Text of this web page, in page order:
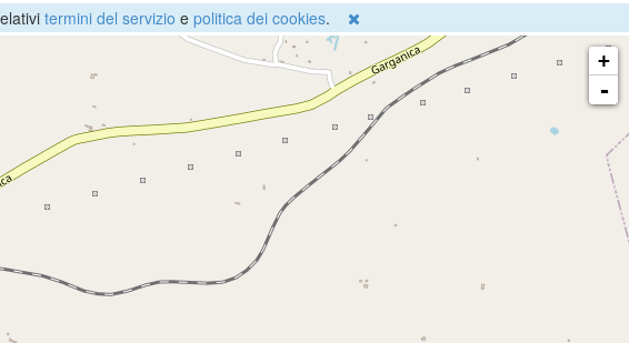
termini del servizio e politica dei cookies.
+
-